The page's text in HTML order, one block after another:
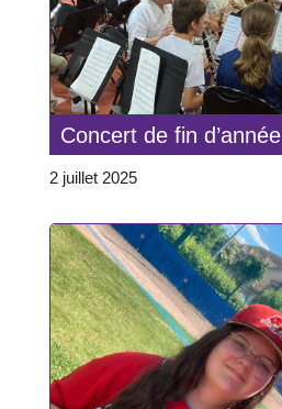
Concert de fin d’année
2 juillet 2025